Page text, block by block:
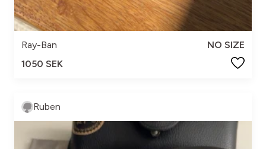
Ray-Ban
NO SIZE
1050 SEK
Ruben